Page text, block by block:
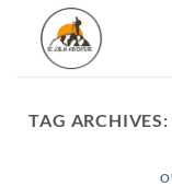
content
TAG ARCHIVES: